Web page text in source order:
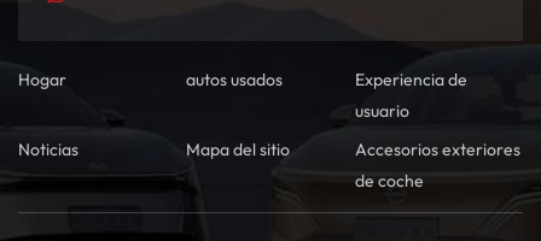
Hogar autos usados
Experiencia de
usuario
Noticias
Mapa del sitio
Accesorios exteriores
de coche